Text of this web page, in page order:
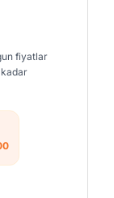
fiyatlar
kadar